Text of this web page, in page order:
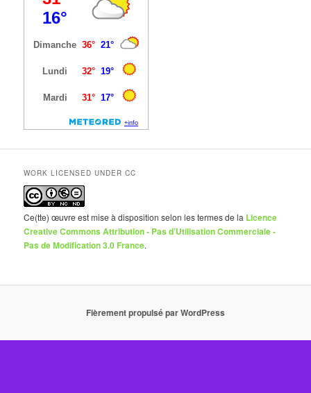
WORK LICENSED UNDER CC
Ce(tte) œuvre est mise à disposition selon les termes de la Licence
Creative Commons Attribution - Pas d’Utilisation Commerciale -
Pas de Modification 3.0 France.
Fièrement propulsé par WordPress